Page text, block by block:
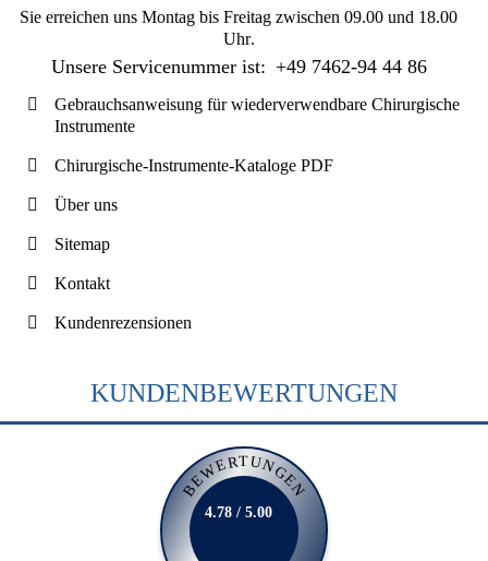
Sie erreichen uns Montag bis Freitag zwischen 09.00 und 18.00
Uhr.
Unsere Servicenummer ist: +49 7462-94 44 86
Gebrauchsanweisung für wiederverwendbare Chirurgische
Instrumente
Chirurgische-Instrumente-Kataloge PDF
Über uns
Sitemap
Kontakt
Kundenrezensionen
KUNDENBEWERTUNGEN
BEWERTUNGEN
4.78 / 5.00